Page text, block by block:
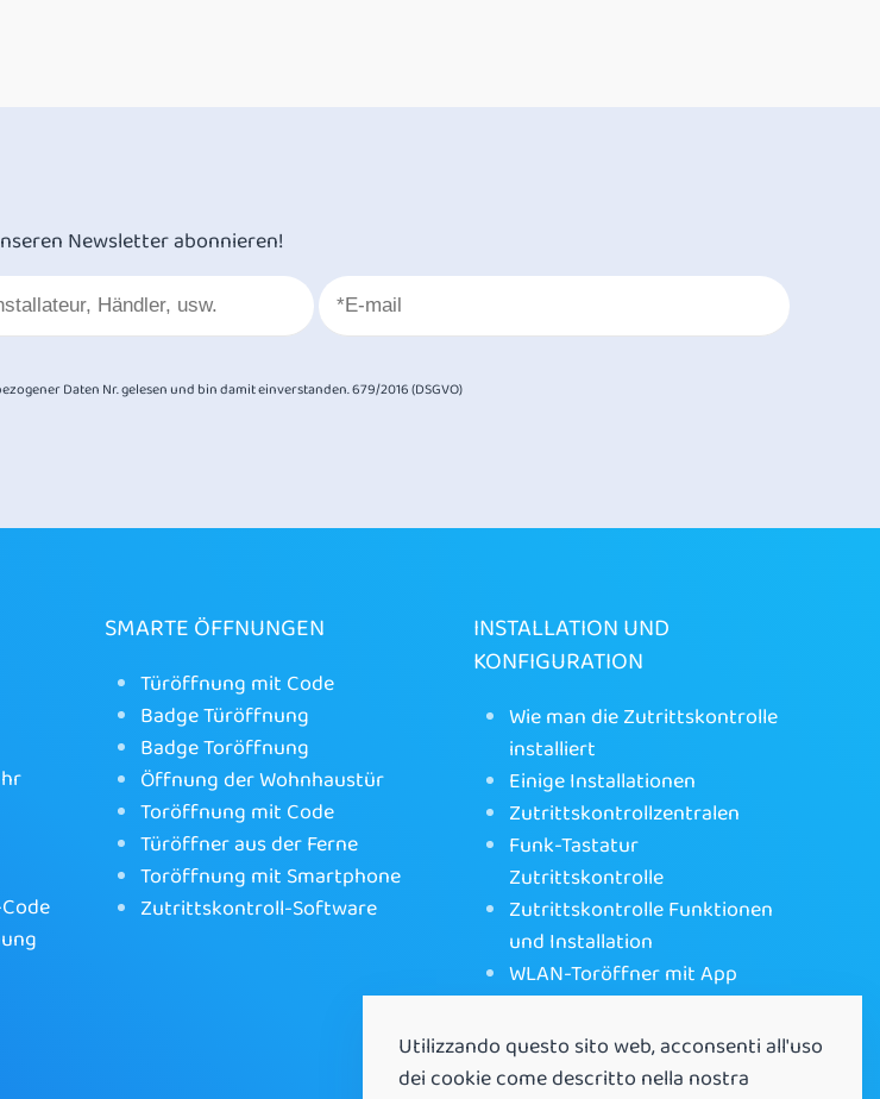
Newsletter abonnieren!
Daten Nr. gelesen und bin damit einverstanden. 679/2016 (DSGVO)
SMARTE ÖFFNUNGEN
Türöffnung mit Code
Badge Türöffnung
Badge Toröffnung
Öffnung der Wohnhaustür
Toröffnung mit Code
Türöffner aus der Ferne
Toröffnung mit Smartphone
Zutrittskontroll-Software
INSTALLATION UND
KONFIGURATION
Wie man die Zutrittskontrolle
installiert
Einige Installationen
Zutrittskontrollzentralen
Funk-Tastatur
Zutrittskontrolle
Zutrittskontrolle Funktionen
und Installation
WLAN-Toröffner mit App
Utilizzando questo sito web, acconsenti all'uso
dei cookie come descritto nella nostra